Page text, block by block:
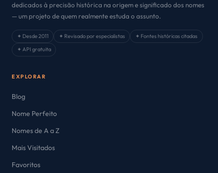
dedicados à precisão histórica na origem e significado dos nomes
— um projeto de quem realmente estuda o assunto.
✦ Desde 2011 ✦ Revisado por especialistas
✦ Fontes históricas citadas
✦ API gratuita
EXPLORAR
Blog
Nome Perfeito
Nomes de A a Z
Mais Visitados
Favoritos